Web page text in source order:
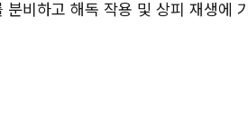
하고 해독 작용 및 상피 재생에